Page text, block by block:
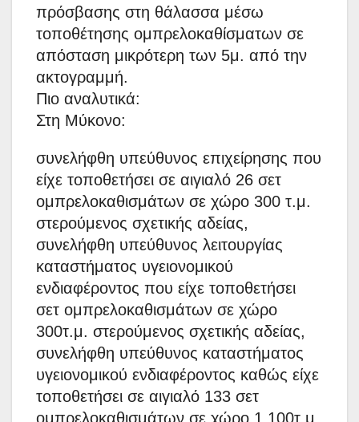
πρόσβασης στη θάλασσα μέσω
τοποθέτησης ομπρελοκαθίσματων σε
απόσταση μικρότερη των 5μ. από την
ακτογραμμή.
Πιο αναλυτικά:
Στη Μύκονο:
συνελήφθη υπεύθυνος επιχείρησης που
είχε τοποθετήσει σε αιγιαλό 26 σετ
ομπρελοκαθισμάτων σε χώρο 300 τ.μ.
στερούμενος σχετικής αδείας,
συνελήφθη υπεύθυνος λειτουργίας
καταστήματος υγειονομικού
ενδιαφέροντος που είχε τοποθετήσει
σετ ομπρελοκαθισμάτων σε χώρο
300τ.μ. στερούμενος σχετικής αδείας,
συνελήφθη υπεύθυνος καταστήματος
υγειονομικού ενδιαφέροντος καθώς είχε
τοποθετήσει σε αιγιαλό 133 σετ
ομπρελοκαθισμάτων σε χώρο 1.100τ.μ.